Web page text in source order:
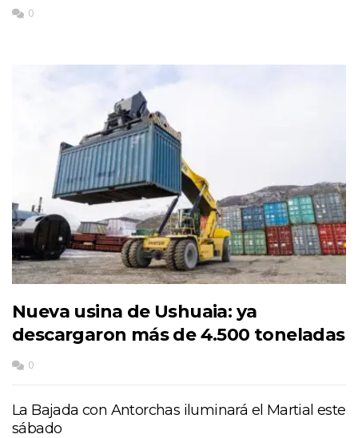
0
Nueva usina de Ushuaia: ya
descargaron más de 4.500 toneladas
0
La Bajada con Antorchas iluminará el Martial este
sábado